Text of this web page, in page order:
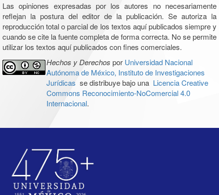
Las opiniones expresadas por los autores no necesariamente
reflejan la postura del editor de la publicación. Se autoriza la
reproducción total o parcial de los textos aquí publicados siempre y
cuando se cite la fuente completa de forma correcta. No se permite
utilizar los textos aquí publicados con fines comerciales.
Hechos y Derechos por Universidad Nacional
Autónoma de México, Instituto de Investigaciones
Jurídicas se distribuye bajo una Licencia Creative
Commons Reconocimiento-NoComercial 4.0
Internacional.